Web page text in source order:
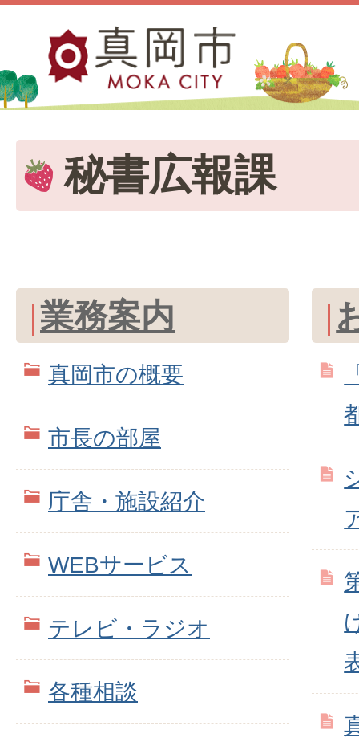
秘書広報課
業務案内
真岡市の概要
市長の部屋
庁舎・施設紹介
WEBサービス
テレビ・ラジオ
各種相談